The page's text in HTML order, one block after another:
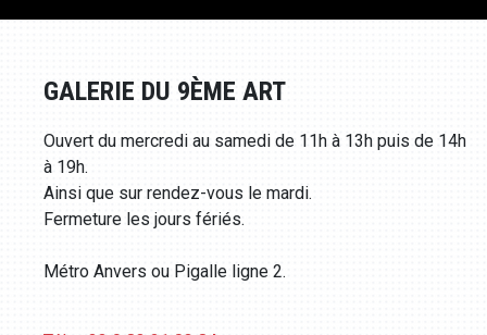
GALERIE DU 9ÈME ART
Ouvert du mercredi au samedi de 11h à 13h puis de 14h
à 19h.
Ainsi que sur rendez-vous le mardi.
Fermeture les jours fériés.
Métro Anvers ou Pigalle ligne 2.